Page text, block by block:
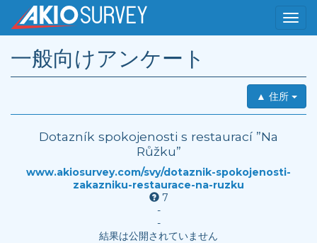
一般向けアンケート
▲ 住所
Dotazník spokojenosti s restaurací ”Na
Růžku”
www.akiosurvey.com/svy/dotaznik-spokojenosti-
zakazniku-restaurace-na-ruzku
7
-
-
結果は公開されていません